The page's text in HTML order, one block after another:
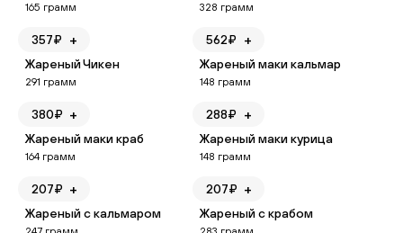
165 грамм
357₽ +
328 грамм
562₽ +
Жареный Чикен
291 грамм
380₽ +
Жареный маки кальмар
148 грамм
288₽ +
Жареный маки краб
164 грамм
207₽ +
Жареный маки курица
148 грамм
207₽ +
Жареный с кальмаром Жареный с крабом